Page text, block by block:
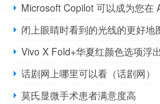
Microsoft Copilot 可以成为您在
闭上眼睛时看到的光线的更好地
Vivo X Fold+华夏红颜色选项浮出
话剧网上哪里可以看（话剧网）
莫氏显微手术患者满意度高